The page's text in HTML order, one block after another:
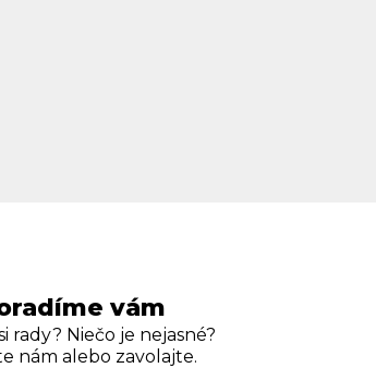
vám
rady? Niečo je nejasné?
nám alebo zavolajte.